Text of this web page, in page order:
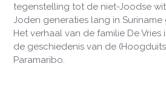
tegenstelling tot de niet-Joodse
Joden generaties lang in
Het verhaal van de familie De
de geschiedenis van de
Paramaribo.